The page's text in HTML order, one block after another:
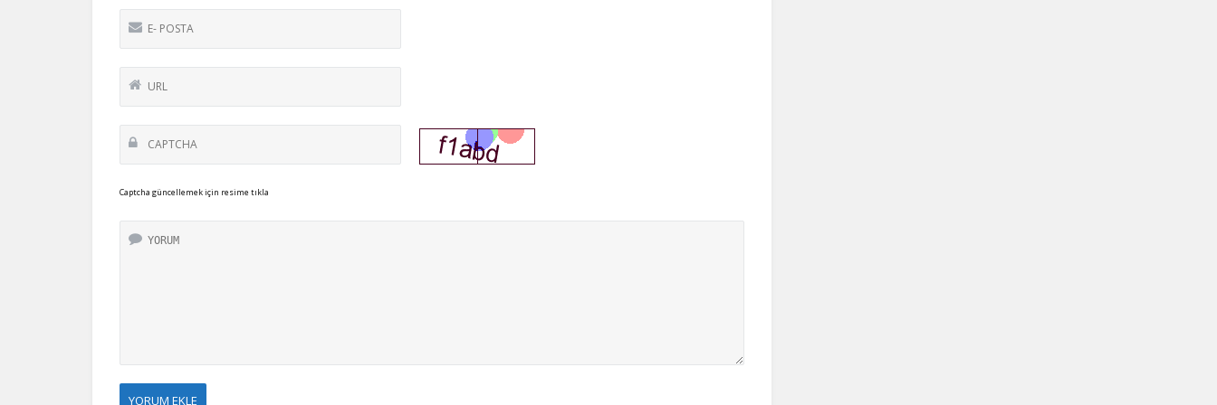
Captcha güncellemek için resime tıkla